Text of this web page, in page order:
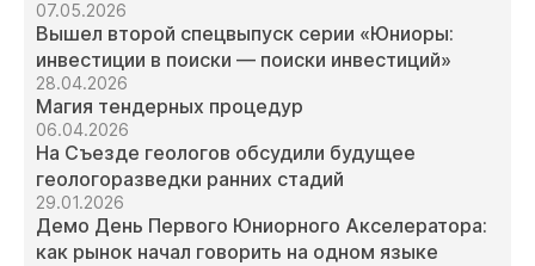
07.05.2026
Вышел второй спецвыпуск серии «Юниоры:
инвестиции в поиски — поиски инвестиций»
28.04.2026
Магия тендерных процедур
06.04.2026
На Съезде геологов обсудили будущее
геологоразведки ранних стадий
29.01.2026
Демо День Первого Юниорного Акселератора:
как рынок начал говорить на одном языке